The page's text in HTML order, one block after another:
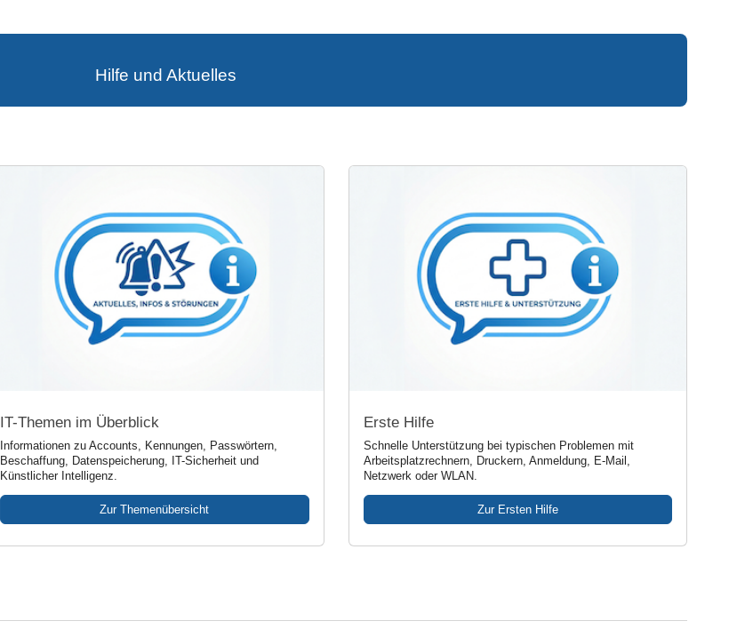
Hilfe und Aktuelles
IT-Themen im Überblick
Informationen zu Accounts, Kennungen, Passwörtern,
Beschaffung, Datenspeicherung, IT-Sicherheit und
Künstlicher Intelligenz.
Zur Themenübersicht
Erste Hilfe
Schnelle Unterstützung bei typischen Problemen mit
Arbeitsplatzrechnern, Druckern, Anmeldung, E-Mail,
Netzwerk oder WLAN.
Zur Ersten Hilfe